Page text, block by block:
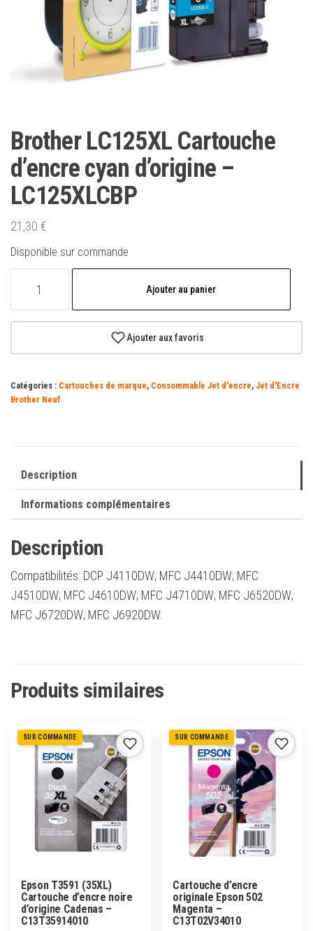
Brother LC125XL Cartouche
d’encre cyan d’origine –
LC125XLCBP
21,30 €
Disponible sur commande
Cartouche
cyan
Ajouter au panier
Ajouter aux favoris
Catégories : Cartouches de marque, Consommable Jet d'encre, Jet d'Encre
Brother Neuf
Description
Informations complémentaires
Description
Compatibilités: DCP J4110DW; MFC J4410DW; MFC
J4510DW; MFC J4610DW; MFC J4710DW; MFC J6520DW;
MFC J6720DW; MFC J6920DW.
Produits similaires
SUR COMMANDE
Epson T3591 (35XL)
Cartouche d’encre noire
d’origine Cadenas –
C13T35914010
SUR COMMANDE
Cartouche d’encre
originale Epson 502
Magenta –
C13T02V34010